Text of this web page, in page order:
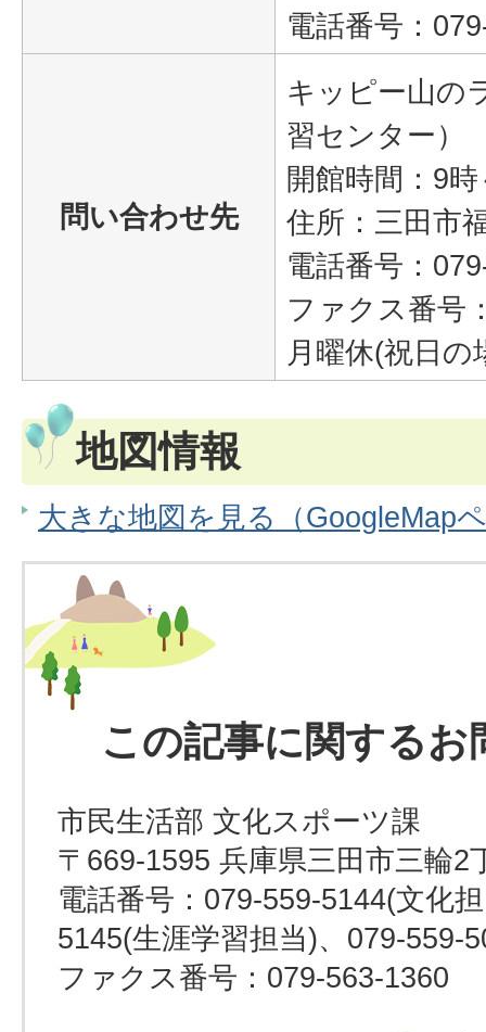
電話番号：
問い合わせ先
キッピー山の
習センター）
開館時間：9
住所：三田市
電話番号：
ファクス番号
月曜休(祝日
地図情報
大きな地図を見る（GoogleMap
この記事に関するお
市民生活部 文化スポーツ課
〒669-1595 兵庫県三田市三輪2
電話番号：079-559-5144(文化
5145(生涯学習担当)、079-559-
ファクス番号：079-563-1360